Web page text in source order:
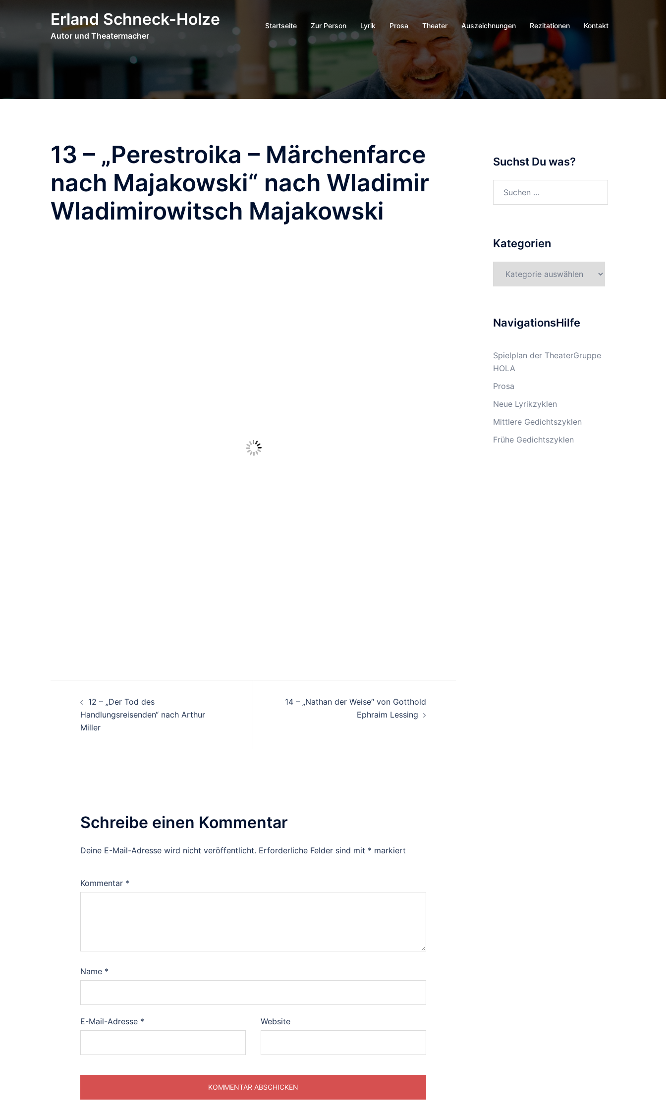
Erland Schneck-Holze
Autor und Theatermacher
Startseite Zur Person Lyrik Prosa Theater Auszeichnungen Rezitationen Kontakt
13 – „Perestroika – Märchenfarce
nach Majakowski“ nach Wladimir
Wladimirowitsch Majakowski
Navigation
12 – „Der Tod des
Handlungsreisenden“ nach Arthur
Miller
14 – „Nathan der Weise“ von Gotthold
Ephraim Lessing
Schreibe einen Kommentar
Deine E-Mail-Adresse wird nicht veröffentlicht. Erforderliche Felder sind mit * markiert
Kommentar *
Name *
E-Mail-Adresse * Website
Suchst Du was?
Kategorien
NavigationsHilfe
Spielplan der TheaterGruppe
HOLA
Prosa
Neue Lyrikzyklen
Mittlere Gedichtszyklen
Frühe Gedichtszyklen